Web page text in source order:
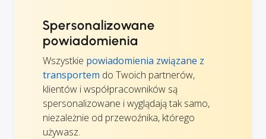
Spersonalizowane
powiadomienia
Wszystkie powiadomienia związane z
transportem do Twoich partnerów,
klientów i współpracowników są
spersonalizowane i wyglądają tak samo,
niezależnie od przewoźnika, którego
używasz.